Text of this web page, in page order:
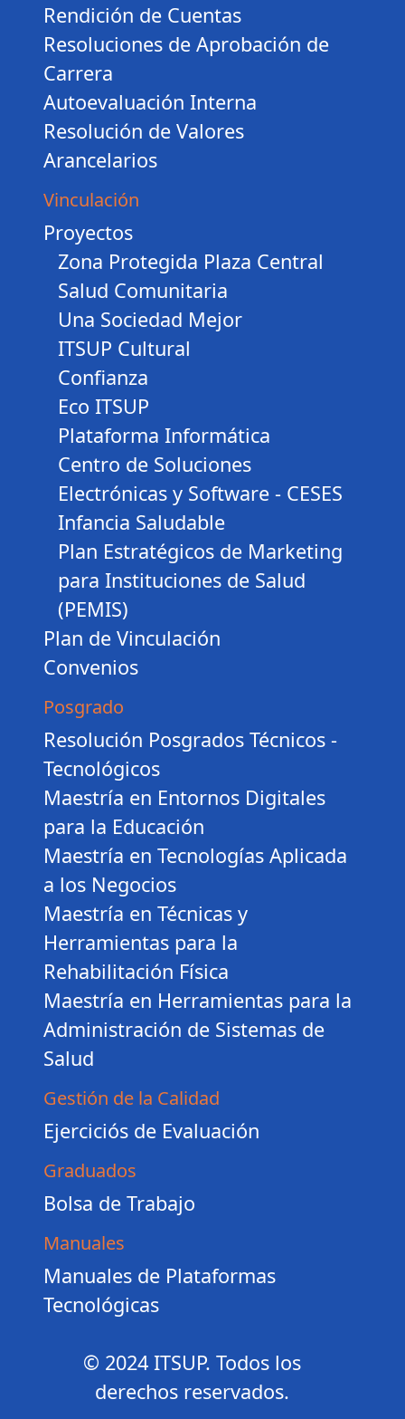
Rendición de Cuentas
Resoluciones de Aprobación de
Carrera
Autoevaluación Interna
Resolución de Valores
Arancelarios
Vinculación
Proyectos
Zona Protegida Plaza Central
Salud Comunitaria
Una Sociedad Mejor
ITSUP Cultural
Confianza
Eco ITSUP
Plataforma Informática
Centro de Soluciones
Electrónicas y Software - CESES
Infancia Saludable
Plan Estratégicos de Marketing
para Instituciones de Salud
(PEMIS)
Plan de Vinculación
Convenios
Posgrado
Resolución Posgrados Técnicos -
Tecnológicos
Maestría en Entornos Digitales
para la Educación
Maestría en Tecnologías Aplicada
a los Negocios
Maestría en Técnicas y
Herramientas para la
Rehabilitación Física
Maestría en Herramientas para la
Administración de Sistemas de
Salud
Gestión de la Calidad
Ejerciciós de Evaluación
Graduados
Bolsa de Trabajo
Manuales
Manuales de Plataformas
Tecnológicas
© 2024 ITSUP. Todos los
derechos reservados.